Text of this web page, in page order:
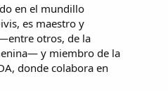
en el mundillo
es maestro y
otros, de la
y miembro de la
donde colabora en